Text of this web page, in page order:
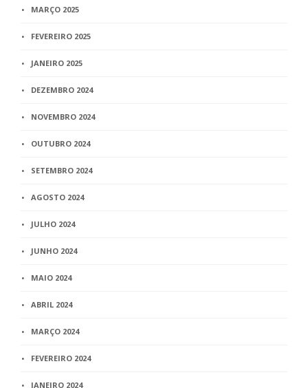
MARÇO 2025
FEVEREIRO 2025
JANEIRO 2025
DEZEMBRO 2024
NOVEMBRO 2024
OUTUBRO 2024
SETEMBRO 2024
AGOSTO 2024
JULHO 2024
JUNHO 2024
MAIO 2024
ABRIL 2024
MARÇO 2024
FEVEREIRO 2024
JANEIRO 2024